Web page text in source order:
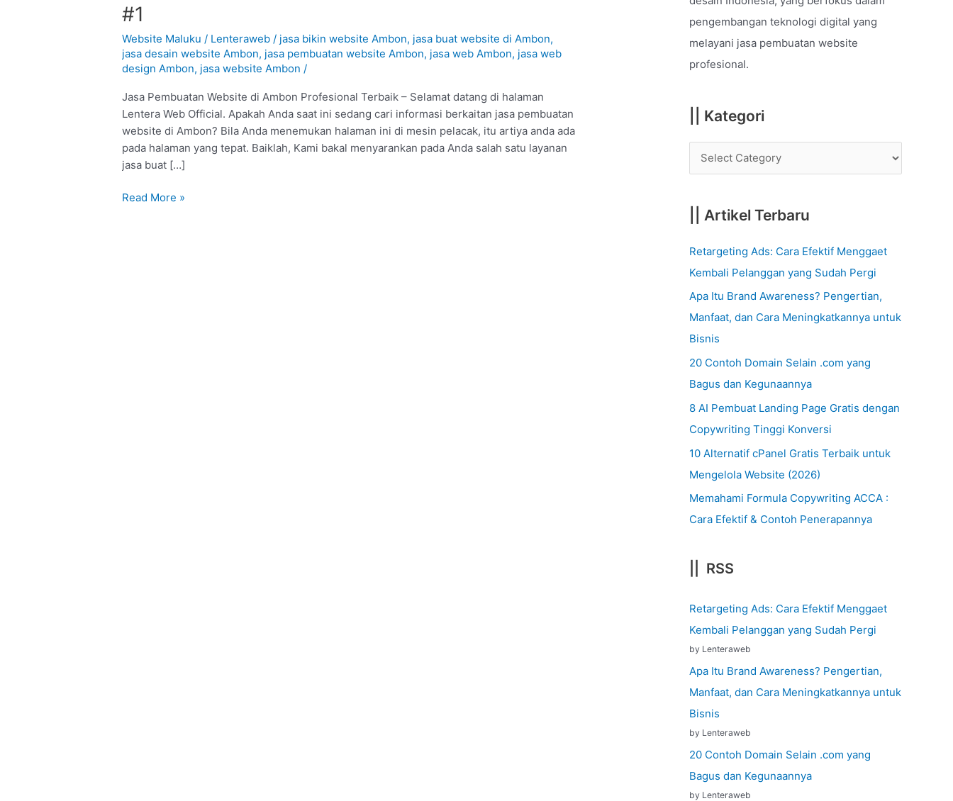
#1
Website Maluku / Lenteraweb/ jasa bikin website Ambon, jasa buat website di Ambon,
jasa desain website Ambon, jasa pembuatan website Ambon, jasa web Ambon, jasa web
design Ambon, jasa website Ambon /
Jasa Pembuatan Website di Ambon Profesional Terbaik – Selamat datang di halaman
Lentera Web Official. Apakah Anda saat ini sedang cari informasi berkaitan jasa pembuatan
website di Ambon? Bila Anda menemukan halaman ini di mesin pelacak, itu artiya anda ada
pada halaman yang tepat. Baiklah, Kami bakal menyarankan pada Anda salah satu layanan
jasa buat […]
Website
di
Ambon
:
#1
Read More »
o
r
:
pengembangan teknologi digital yang
melayani jasa pembuatan website
profesional.
|| Kategori
|| Artikel Terbaru
Retargeting Ads: Cara Efektif Menggaet
Kembali Pelanggan yang Sudah Pergi
Apa Itu Brand Awareness? Pengertian,
Manfaat, dan Cara Meningkatkannya untuk
Bisnis
20 Contoh Domain Selain .com yang
Bagus dan Kegunaannya
8 AI Pembuat Landing Page Gratis dengan
Copywriting Tinggi Konversi
10 Alternatif cPanel Gratis Terbaik untuk
Mengelola Website (2026)
Memahami Formula Copywriting ACCA :
Cara Efektif & Contoh Penerapannya
|| RSS
Retargeting Ads: Cara Efektif Menggaet
Kembali Pelanggan yang Sudah Pergi
by Lenteraweb
Apa Itu Brand Awareness? Pengertian,
Manfaat, dan Cara Meningkatkannya untuk
Bisnis
by Lenteraweb
20 Contoh Domain Selain .com yang
Bagus dan Kegunaannya
by Lenteraweb